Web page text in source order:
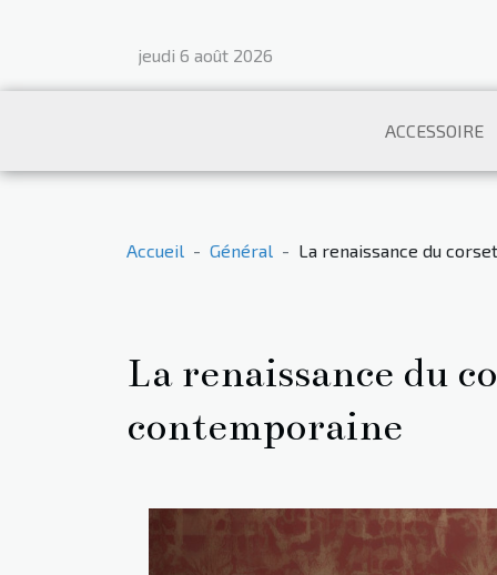
jeudi 6 août 2026
ACCESSOIRE
Accueil Général La renaissance du
La renaissance du
contemporaine